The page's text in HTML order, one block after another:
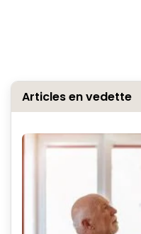
Articles en vedette